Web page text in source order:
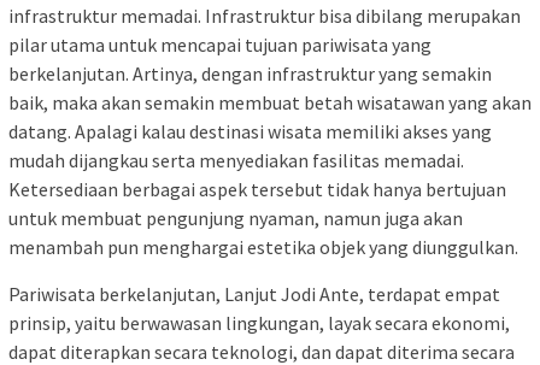
infrastruktur memadai. Infrastruktur bisa dibilang merupakan
pilar utama untuk mencapai tujuan pariwisata yang
berkelanjutan. Artinya, dengan infrastruktur yang semakin
baik, maka akan semakin membuat betah wisatawan yang akan
datang. Apalagi kalau destinasi wisata memiliki akses yang
mudah dijangkau serta menyediakan fasilitas memadai.
Ketersediaan berbagai aspek tersebut tidak hanya bertujuan
untuk membuat pengunjung nyaman, namun juga akan
menambah pun menghargai estetika objek yang diunggulkan.
Pariwisata berkelanjutan, Lanjut Jodi Ante, terdapat empat
prinsip, yaitu berwawasan lingkungan, layak secara ekonomi,
dapat diterapkan secara teknologi, dan dapat diterima secara